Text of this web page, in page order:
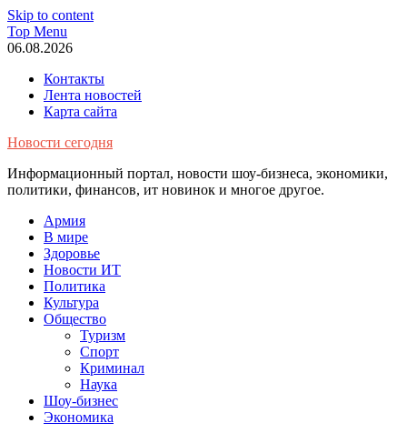
Skip to content
Top Menu
06.08.2026
Контакты
Лента новостей
Карта сайта
Новости сегодня
Информационный портал, новости шоу-бизнеса, экономики,
политики, финансов, ит новинок и многое другое.
Армия
В мире
Здоровье
Новости ИТ
Политика
Культура
Общество
Туризм
Спорт
Криминал
Наука
Шоу-бизнес
Экономика